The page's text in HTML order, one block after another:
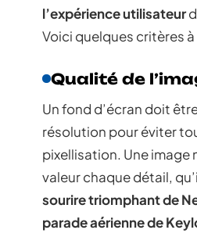
l’expérience utilisateur
Voici quelques critères
Qualité de
Un fond d’écran doit
résolution pour éviter
pixellisation. Une image
valeur chaque détail,
sourire triomphant de
parade aérienne de